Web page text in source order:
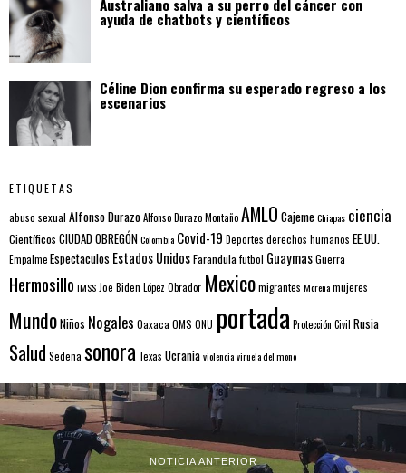
Australiano salva a su perro del cáncer con
ayuda de chatbots y científicos
Céline Dion confirma su esperado regreso a los
escenarios
ETIQUETAS
abuso sexual Alfonso DurazoAlfonso Durazo MontañoAMLO CajemeChiapas ciencia
Científicos CIUDAD OBREGÓNColombia Covid-19 Deportes derechos humanos EE.UU.
EmpalmeEspectaculos Estados UnidosFarandulafutbol GuaymasGuerra
Hermosillo IMSSJoe Biden López Obrador Mexicomigrantes Morenamujeres
MundoNiños Nogales Oaxaca OMS ONU portada Protección Civil Rusia
Salud Sedena sonora Texas Ucraniaviolenciaviruela del mono
NOTICIA ANTERIOR